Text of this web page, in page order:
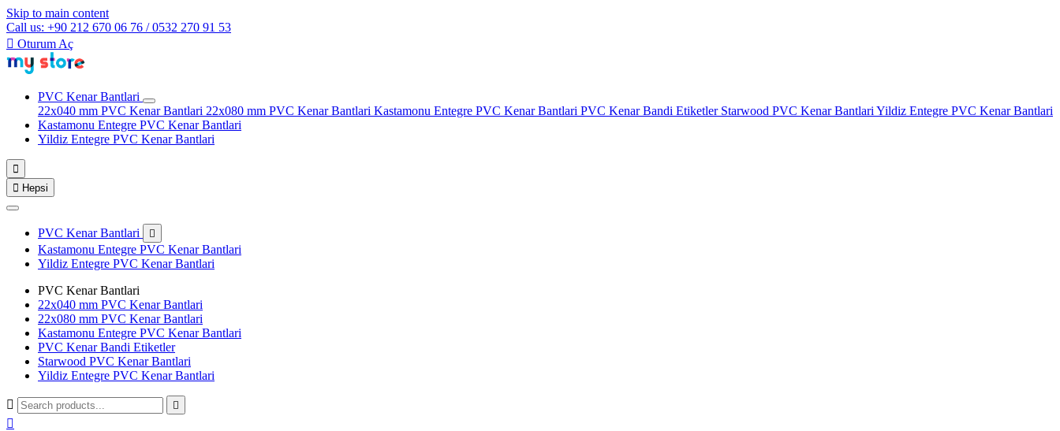
Skip to main content
Call us: +90 212 670 06 76 / 0532 270 91 53
 Oturum Aç
PVC Kenar Bantlari
22x040 mm PVC Kenar Bantlari 22x080 mm PVC Kenar Bantlari Kastamonu Entegre PVC Kenar Bantlari PVC Kenar Bandi Etiketler Starwood PVC Kenar Bantlari Yildiz Entegre PVC Kenar Bantlari
Kastamonu Entegre PVC Kenar Bantlari
Yildiz Entegre PVC Kenar Bantlari

 Hepsi
PVC Kenar Bantlari 
Kastamonu Entegre PVC Kenar Bantlari
Yildiz Entegre PVC Kenar Bantlari
PVC Kenar Bantlari
22x040 mm PVC Kenar Bantlari
22x080 mm PVC Kenar Bantlari
Kastamonu Entegre PVC Kenar Bantlari
PVC Kenar Bandi Etiketler
Starwood PVC Kenar Bantlari
Yildiz Entegre PVC Kenar Bantlari
 
